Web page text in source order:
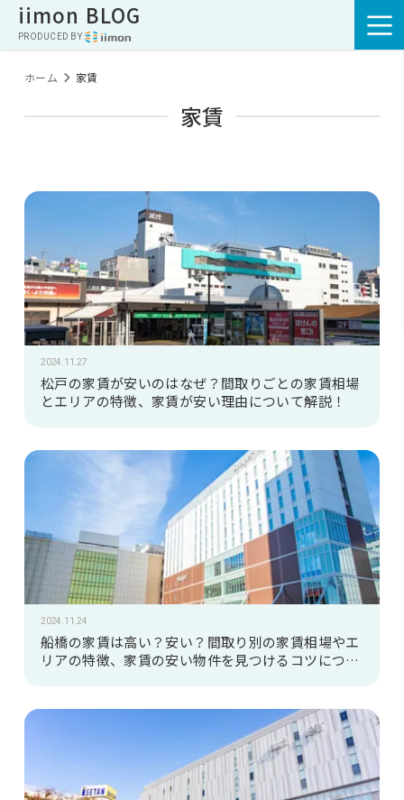
iimon BLOG
PRODUCED BY :
ホーム 家賃
家賃
2024.11.27
松戸の家賃が安いのはなぜ？間取りごとの家賃相場
とエリアの特徴、家賃が安い理由について解説！
2024.11.24
船橋の家賃は高い？安い？間取り別の家賃相場やエ
リアの特徴、家賃の安い物件を見つけるコツについ